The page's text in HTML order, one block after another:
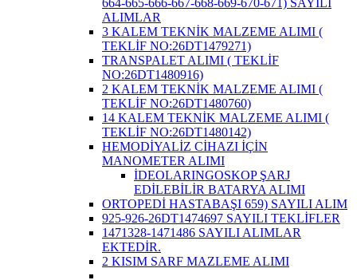
ALIMLAR
3 KALEM TEKNİK MALZEME ALIMI (
TEKLİF NO:26DT1479271)
TRANSPALET ALIMI ( TEKLİF
NO:26DT1480916)
2 KALEM TEKNİK MALZEME ALIMI (
TEKLİF NO:26DT1480760)
14 KALEM TEKNİK MALZEME ALIMI (
TEKLİF NO:26DT1480142)
HEMODİYALİZ CİHAZI İÇİN
MANOMETER ALIMI
İDEOLARINGOSKOP ŞARJ
EDİLEBİLİR BATARYA ALIMI
ORTOPEDİ HASTABAŞI 659) SAYILI ALIM
925-926-26DT1474697 SAYILI TEKLİFLER
1471328-1471486 SAYILI ALIMLAR
EKTEDİR.
2 KISIM SARF MAZLEME ALIMI